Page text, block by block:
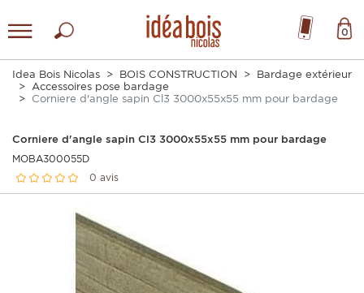
0
Idea Bois Nicolas BOIS CONSTRUCTION
Bardage extérieur
Accessoires pose bardage
Corniere d'angle sapin Cl3 3000x55x55 mm pour bardage
Corniere d'angle sapin Cl3 3000x55x55 mm pour bardage
MOBA300055D
0 avis